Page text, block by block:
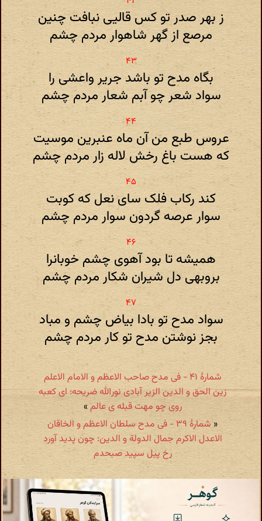
ز بهر صدر تو کس قالیی نبافت چنین
مرصع از گهر شاهوار مردم چشم
بگاه مدح تو باشد جریر واعشی را
سواد شعر چو آبم شعار مردم چشم
عروس طبع من آن ماه عنبرین موسیت
که هست باغ رخش لاله زار مردم چشم
کند رکاب فلک سای نعل که کوبت
سوار عرصه گردون سوار مردم چشم
همیشه تا بود آهوی چشم خوبانرا
بروبهی دل شیران شکار مردم چشم
سواد مدح تو بادا بیاض چشم و مباد
بجز نوشتن مدح تو کار مردم چشم
شمارهٔ ۴۱ - فی مدح صاحب الاعظم و الامام الاعلم
زین الحق و الدین الزیر آبادی نورالله ضریحه: ای کعبه
روی چو مهت قبله ی عالم»
«
شمارهٔ ۳۹ - فی مدح سلطان الاعظم و الخاقان
الاعدل الاکرم جمال الدولة و الدین: چون پدید آورد
رخ پیل سپید صبحدم